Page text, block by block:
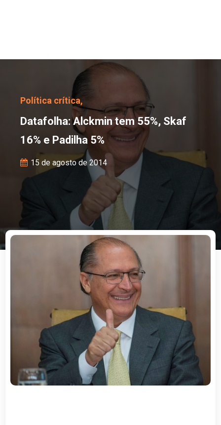
Datafolha: Alckmin tem
Política crítica,
Datafolha: Alckmin tem 55%, Skaf
16% e Padilha 5%
15 de agosto de 2014